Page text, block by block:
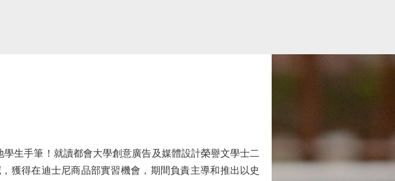
手筆！就讀都會大學創意廣告及媒體設計榮譽文學士二
獲得在迪士尼商品部實習機會，期間負責主導和推出以史